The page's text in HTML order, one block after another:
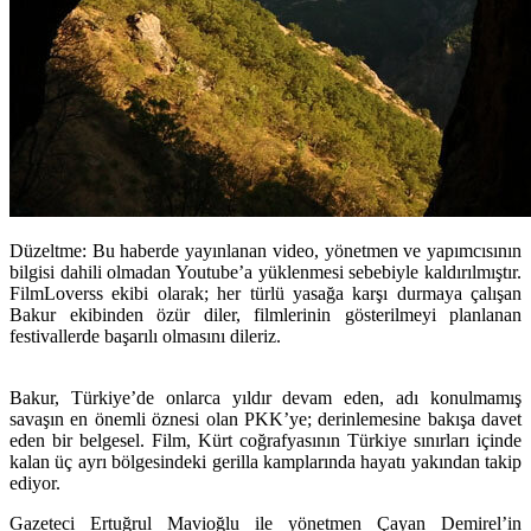
Düzeltme: Bu haberde yayınlanan video, yönetmen ve yapımcısının
bilgisi dahili olmadan Youtube’a yüklenmesi sebebiyle kaldırılmıştır.
FilmLoverss ekibi olarak; her türlü yasağa karşı durmaya çalışan
Bakur ekibinden özür diler, filmlerinin gösterilmeyi planlanan
festivallerde başarılı olmasını dileriz.
Bakur, Türkiye’de onlarca yıldır devam eden, adı konulmamış
savaşın en önemli öznesi olan PKK’ye; derinlemesine bakışa davet
eden bir belgesel. Film, Kürt coğrafyasının Türkiye sınırları içinde
kalan üç ayrı bölgesindeki gerilla kamplarında hayatı yakından takip
ediyor.
Gazeteci Ertuğrul Mavioğlu ile yönetmen Çayan Demirel’in